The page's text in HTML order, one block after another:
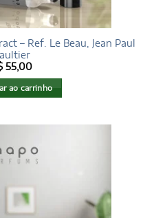
– Ref. Le Beau, Jean Paul
55,00
ao carrinho